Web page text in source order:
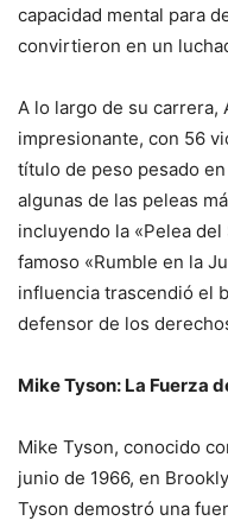
capacidad mental para
convirtieron en un
A lo largo de su carrera,
impresionante, con 56
título de peso pesado
algunas de las peleas
incluyendo la «Pelea
famoso «Rumble en la
influencia trascendió el
defensor de los
Mike Tyson: La Fuerza
Mike Tyson, conocido
junio de 1966, en
Tyson demostró una